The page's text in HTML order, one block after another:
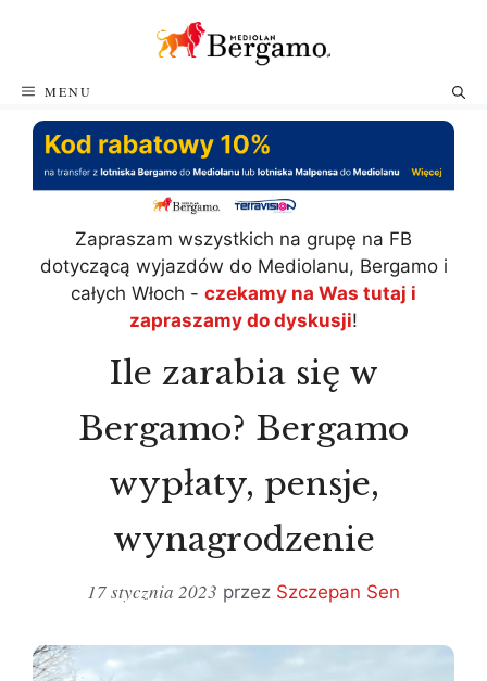
MENU
Zapraszam wszystkich na grupę na FB
dotyczącą wyjazdów do Mediolanu, Bergamo i
całych Włoch - czekamy na Was tutaj i
zapraszamy do dyskusji!
Ile zarabia się w
Bergamo? Bergamo
wypłaty, pensje,
wynagrodzenie
17 stycznia 2023 przez Szczepan Sen